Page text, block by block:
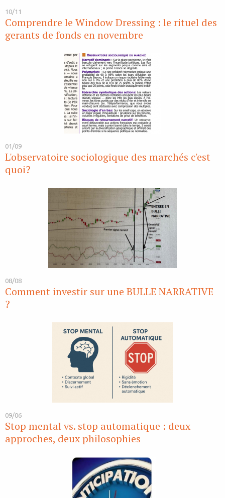
10/11
Comprendre le Window Dressing : le rituel des
gerants de fonds en novembre
01/09
L'observatoire sociologique des marchés c'est
quoi?
08/08
Comment investir sur une BULLE NARRATIVE
?
09/06
Stop mental vs. stop automatique : deux
approches, deux philosophies